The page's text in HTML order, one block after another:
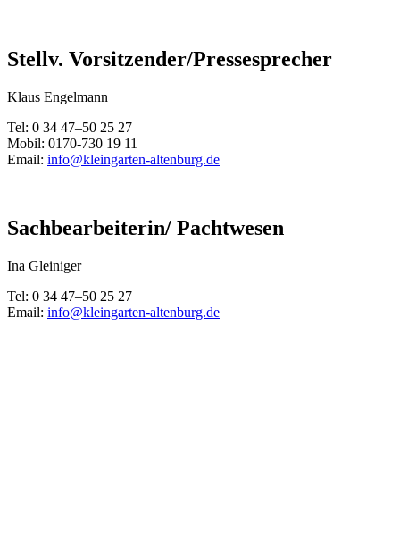
Stellv. Vorsitzender/Pressesprecher
Klaus Engelmann
Tel: 0 34 47–50 25 27
Mobil: 0170-730 19 11
Email: info@kleingarten-altenburg.de
Sachbearbeiterin/ Pachtwesen
Ina Gleiniger
Tel: 0 34 47–50 25 27
Email: info@kleingarten-altenburg.de